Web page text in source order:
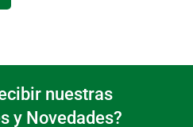
nuestras
y Novedades?